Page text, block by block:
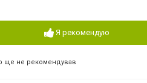
Я рекомендую
ще не рекомендував